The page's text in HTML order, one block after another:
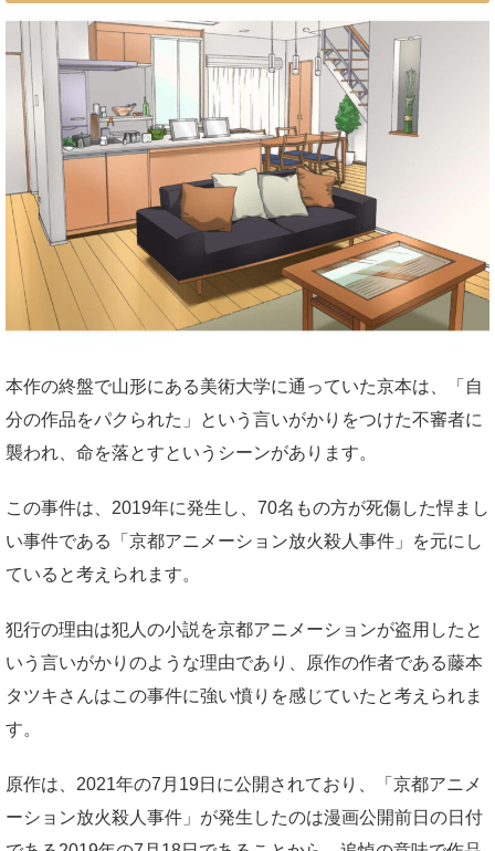
本作の終盤で山形にある美術大学に通っていた京本は、「自
分の作品をパクられた」という言いがかりをつけた不審者に
襲われ、命を落とすというシーンがあります。
この事件は、2019年に発生し、70名もの方が死傷した悍まし
い事件である「京都アニメーション放火殺人事件」を元にし
ていると考えられます。
犯行の理由は犯人の小説を京都アニメーションが盗用したと
いう言いがかりのような理由であり、原作の作者である藤本
タツキさんはこの事件に強い憤りを感じていたと考えられま
す。
原作は、2021年の7月19日に公開されており、「京都アニメ
ーション放火殺人事件」が発生したのは漫画公開前日の日付